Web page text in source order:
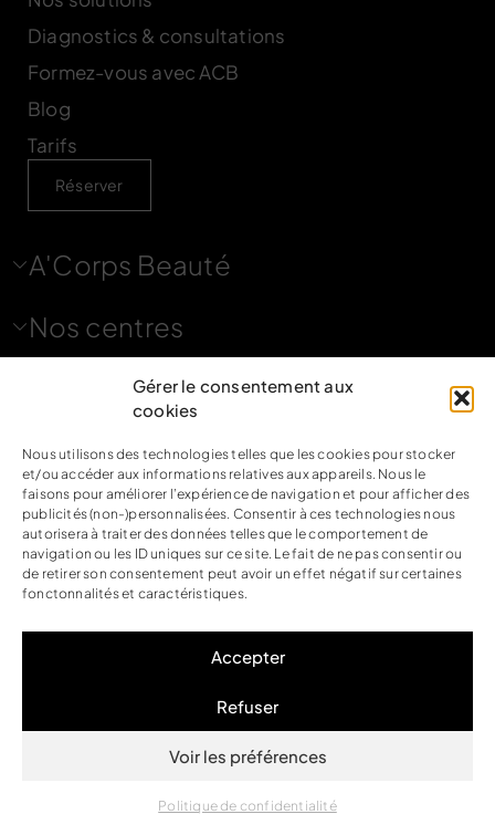
Gérer le consentement aux
cookies
Nous utilisons des technologies telles que les cookies pour stocker
et/ou accéder aux informations relatives aux appareils. Nous le
faisons pour améliorer l’expérience de navigation et pour afficher des
publicités (non-)personnalisées. Consentir à ces technologies nous
autorisera à traiter des données telles que le comportement de
navigation ou les ID uniques sur ce site. Le fait de ne pas consentir ou
de retirer son consentement peut avoir un effet négatif sur certaines
fonctonnalités et caractéristiques.
Accepter
Refuser
Voir les préférences
Politique de confidentialité
Diagnostics & consultations
Formez-vous avec ACB
Blog
Tarifs
Réserver
A'Corps Beauté
Nos centres
Nous contacter
Nous suivre
Mentions légales
FAQ
Copyright © A’Corps Beauté 2025